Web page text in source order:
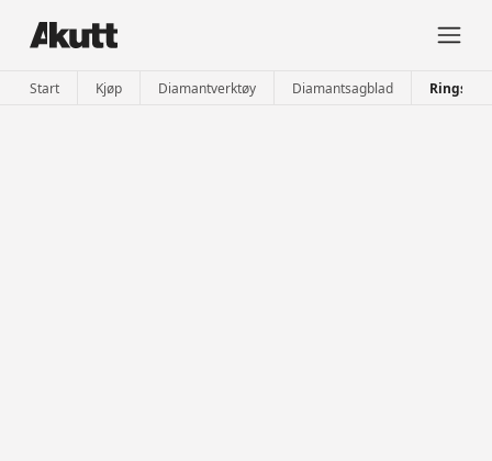
Start Kjøp Diamantverktøy Diamantsagblad